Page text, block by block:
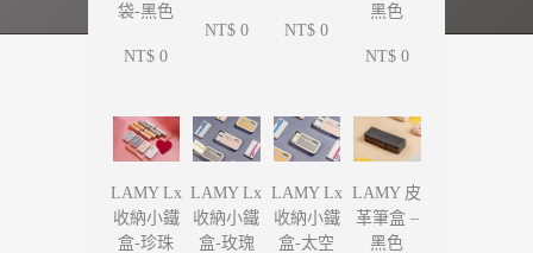
袋-黑色
NT$ 0
NT$ 0 NT$ 0
黑色
NT$ 0
LAMY Lx
收納小鐵
盒-珍珠
LAMY Lx
收納小鐵
盒-玫瑰
LAMY Lx
收納小鐵
盒-太空
LAMY 皮
革筆盒 –
黑色